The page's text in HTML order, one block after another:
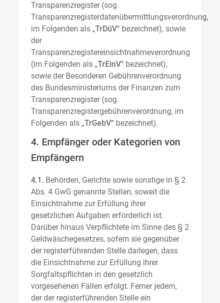
Transparenzregister (sog.
Transparenzregisterdatenübermittlungsverordnung,
im Folgenden als „TrDüV“ bezeichnet), sowie
der
Transparenzregistereinsichtnahmeverordnung
(im Folgenden als „TrEinV“ bezeichnet),
sowie der Besonderen Gebührenverordnung
des Bundesministeriums der Finanzen zum
Transparenzregister (sog.
Transparenzregistergebührenverordnung, im
Folgenden als „TrGebV“ bezeichnet).
4. Empfänger oder Kategorien von
Empfängern
4.1. Behörden, Gerichte sowie sonstige in § 2
Abs. 4 GwG genannte Stellen, soweit die
Einsichtnahme zur Erfüllung ihrer
gesetzlichen Aufgaben erforderlich ist.
Darüber hinaus Verpflichtete im Sinne des § 2
Geldwäschegesetzes, sofern sie gegenüber
der registerführenden Stelle darlegen, dass
die Einsichtnahme zur Erfüllung ihrer
Sorgfaltspflichten in den gesetzlich
vorgesehenen Fällen erfolgt. Ferner jedem,
der der registerführenden Stelle ein